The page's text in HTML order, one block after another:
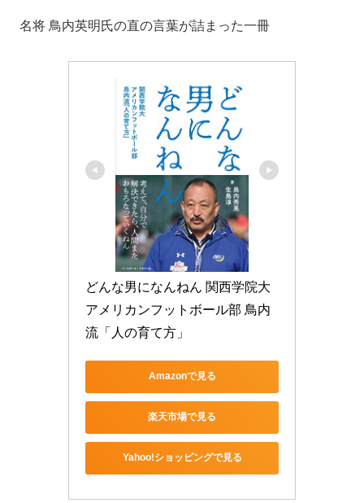
名将 鳥内英明氏の直の言葉が詰まった一冊
どんな男になんねん 関西学院大
アメリカンフットボール部 鳥内
流「人の育て方」
Amazonで見る
楽天市場で見る
Yahoo!ショッピングで見る